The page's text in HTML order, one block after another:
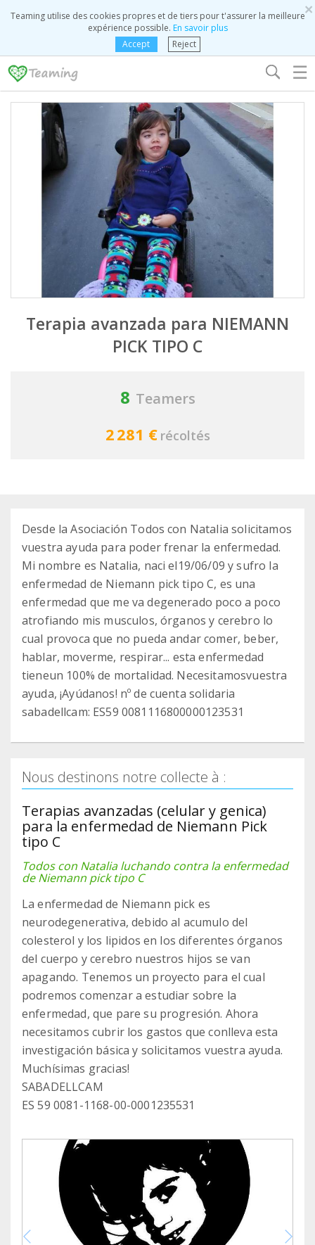
×
Teaming utilise des cookies propres et de tiers pour t'assurer la meilleure
expérience possible. En savoir plus
Accept
Reject
☰
Terapia avanzada para NIEMANN
PICK TIPO C
8 Teamers
2 281 € récoltés
Desde la Asociación Todos con Natalia solicitamos
vuestra ayuda para poder frenar la enfermedad.
Mi nombre es Natalia, naci el19/06/09 y sufro la
enfermedad de Niemann pick tipo C, es una
enfermedad que me va degenerado poco a poco
atrofiando mis musculos, órganos y cerebro lo
cual provoca que no pueda andar comer, beber,
hablar, moverme, respirar... esta enfermedad
tieneun 100% de mortalidad. Necesitamosvuestra
ayuda, ¡Ayúdanos! nº de cuenta solidaria
sabadellcam: ES59 0081116800000123531
Nous destinons notre collecte à :
Terapias avanzadas (celular y genica)
para la enfermedad de Niemann Pick
tipo C
Todos con Natalia luchando contra la enfermedad
de Niemann pick tipo C
La enfermedad de Niemann pick es
neurodegenerativa, debido al acumulo del
colesterol y los lipidos en los diferentes órganos
del cuerpo y cerebro nuestros hijos se van
apagando. Tenemos un proyecto para el cual
podremos comenzar a estudiar sobre la
enfermedad, que pare su progresión. Ahora
necesitamos cubrir los gastos que conlleva esta
investigación básica y solicitamos vuestra ayuda.
Muchísimas gracias!
SABADELLCAM
ES 59 0081-1168-00-0001235531